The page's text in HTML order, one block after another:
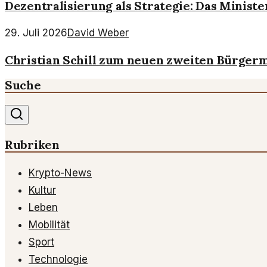
Dezentralisierung als Strategie: Das
29. Juli 2026David Weber
Christian Schill zum neuen zweiten
Suche
Rubriken
Krypto-News
Kultur
Leben
Mobilität
Sport
Technologie